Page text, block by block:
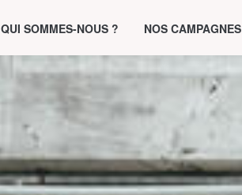
QUI SOMMES-NOUS ? NOS CAMPAGNES